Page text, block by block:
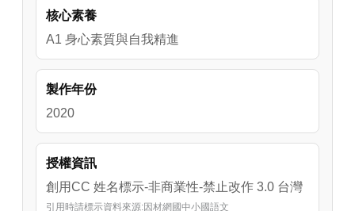
核心素養
A1 身心素質與自我精進
製作年份
2020
授權資訊
創用CC 姓名標示-非商業性-禁止改作 3.0 台灣
引用時請標示資料來源:因材網國中小國語文